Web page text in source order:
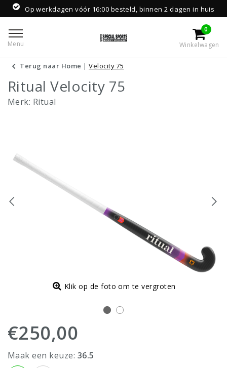
Op werkdagen vóór 16:00 besteld, binnen 2 dagen in huis
Menu
0
Winkelwagen
Terug naar Home |Velocity 75
Ritual Velocity 75
Merk: Ritual
Klik op de foto om te vergroten
€250,00
Maak een keuze: 36.5